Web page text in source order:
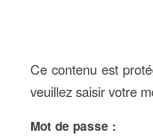
Ce contenu est
veuillez saisir votre
Mot de passe :